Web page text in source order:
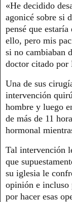
«He decidido
agonicé sobre si
pensé que
ello, pero mis
si no cambiaban
doctor citado por
Una de sus
intervención
hombre y luego
de más de 11
hormonal
Tal intervención
que
su iglesia le
opinión e incluso
por hacer esas